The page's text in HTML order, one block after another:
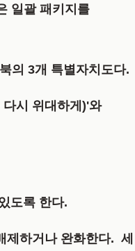
일괄 패키지를
의 3개 특별자치도다.
시 위대하게)'와
도록 한다.
제하거나 완화한다. 세